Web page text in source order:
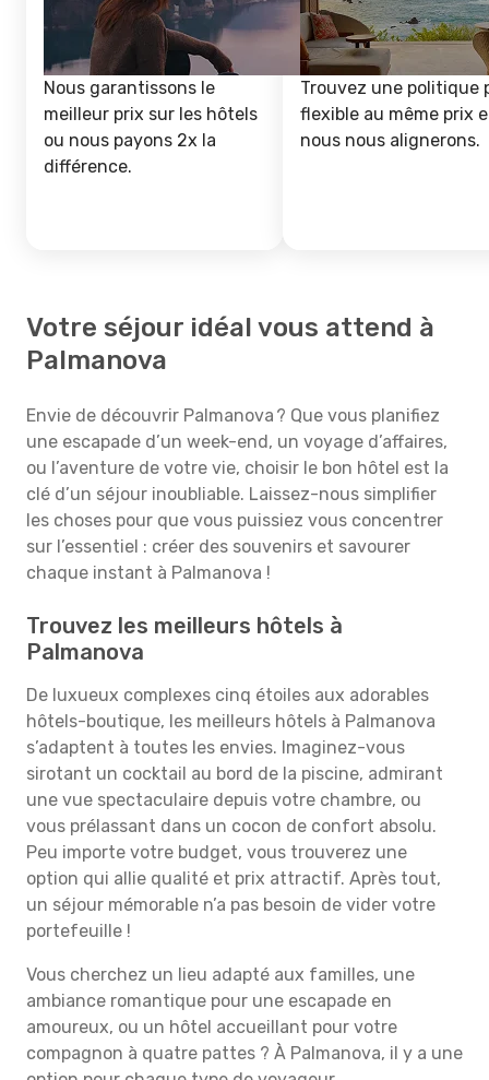
Nous garantissons le
meilleur prix sur les hôtels
ou nous payons 2x la
différence.
Trouvez une politique
flexible au même prix
nous nous alignerons.
Votre séjour idéal vous attend à
Palmanova
Envie de découvrir Palmanova ? Que vous planifiez
une escapade d’un week-end, un voyage d’affaires,
ou l’aventure de votre vie, choisir le bon hôtel est la
clé d’un séjour inoubliable. Laissez-nous simplifier
les choses pour que vous puissiez vous concentrer
sur l’essentiel : créer des souvenirs et savourer
chaque instant à Palmanova !
Trouvez les meilleurs hôtels à
Palmanova
De luxueux complexes cinq étoiles aux adorables
hôtels-boutique, les meilleurs hôtels à Palmanova
s’adaptent à toutes les envies. Imaginez-vous
sirotant un cocktail au bord de la piscine, admirant
une vue spectaculaire depuis votre chambre, ou
vous prélassant dans un cocon de confort absolu.
Peu importe votre budget, vous trouverez une
option qui allie qualité et prix attractif. Après tout,
un séjour mémorable n’a pas besoin de vider votre
portefeuille !
Vous cherchez un lieu adapté aux familles, une
ambiance romantique pour une escapade en
amoureux, ou un hôtel accueillant pour votre
compagnon à quatre pattes ? À Palmanova, il y a une